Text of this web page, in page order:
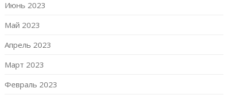
Июнь 2023
Май 2023
Апрель 2023
Март 2023
Февраль 2023